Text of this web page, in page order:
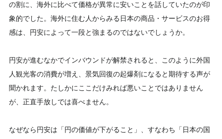
の割に、海外に比べて価格が異常に安いことを話していたのが印
象的でした。海外に住む人からみる日本の商品・サービスのお得
感は、円安によって一段と強まるのではないでしょうか。
円安が進むなかでインバウンドが解禁されると、このように外国
人観光客の消費が増え、景気回復の起爆剤になると期待する声が
聞かれます。たしかにここだけみれば悪いことではありません
が、正直手放しでは喜べません。
なぜなら円安は「円の価値が下がること」、すなわち「日本の国